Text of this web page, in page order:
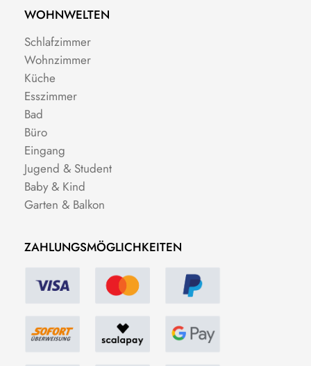
WOHNWELTEN
Schlafzimmer
Wohnzimmer
Küche
Esszimmer
Bad
Büro
Eingang
Jugend & Student
Baby & Kind
Garten & Balkon
ZAHLUNGSMÖGLICHKEITEN